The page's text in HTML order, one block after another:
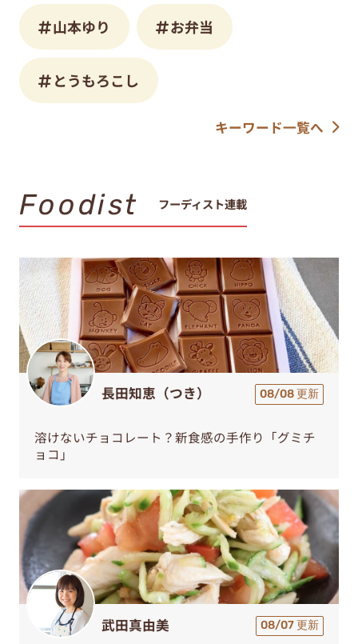
山本ゆり お弁当
とうもろこし
キーワード一覧へ
Foodist フーディスト連載
長田知恵（つき） 08/08 更新
溶けないチョコレート？新食感の手作り「グミチ
ョコ」
武田真由美 08/07 更新